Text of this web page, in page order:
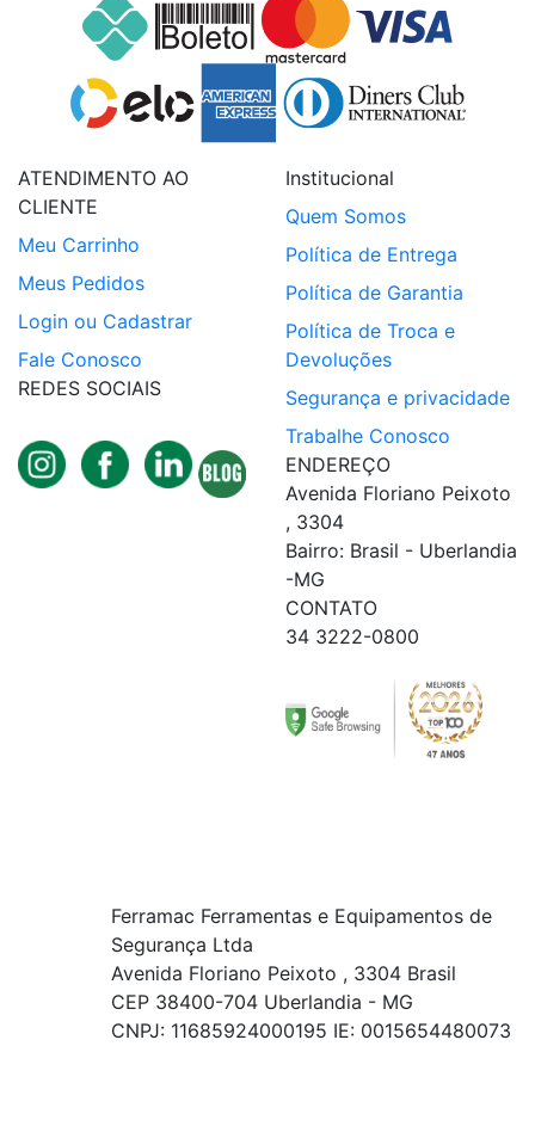
ATENDIMENTO AO
CLIENTE
Meu Carrinho
Meus Pedidos
Login ou Cadastrar
Fale Conosco
REDES SOCIAIS
Institucional
Quem Somos
Política de Entrega
Política de Garantia
Política de Troca e
Devoluções
Segurança e privacidade
Trabalhe Conosco
ENDEREÇO
Avenida Floriano Peixoto
, 3304
Bairro: Brasil - Uberlandia
-MG
CONTATO
34 3222-0800
Ferramac Ferramentas e Equipamentos de
Segurança Ltda
Avenida Floriano Peixoto , 3304 Brasil
CEP 38400-704 Uberlandia - MG
CNPJ: 11685924000195 IE: 0015654480073